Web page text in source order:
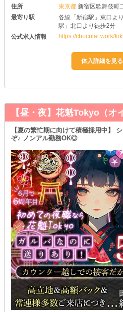
住所
東京都 新宿区歌舞伎町
最寄り駅
各線「新宿駅」東口よ
駅」北口より徒歩2分
公式求人情報
https://chocolat.work/
【昼・夜】花魁Tokyo（オ
【夏の繁忙期に向けて積極採用中】
ぞ♪ ノンアル勤務OK◎